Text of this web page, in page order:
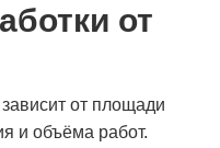
от
от площади
и объёма работ.